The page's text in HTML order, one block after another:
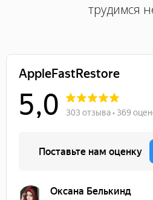
трудимся